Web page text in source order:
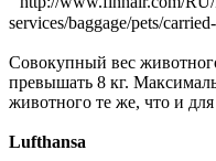
services/baggage/pets/
Совокупный вес
превышать 8 кг.
животного те же, что и
Lufthansa